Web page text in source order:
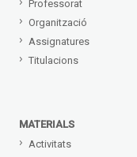
Professorat
Organització
Assignatures
Titulacions
MATERIALS
Activitats